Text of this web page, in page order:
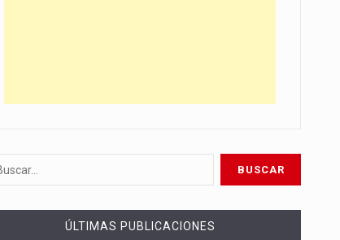
ÚLTIMAS PUBLICACIONES